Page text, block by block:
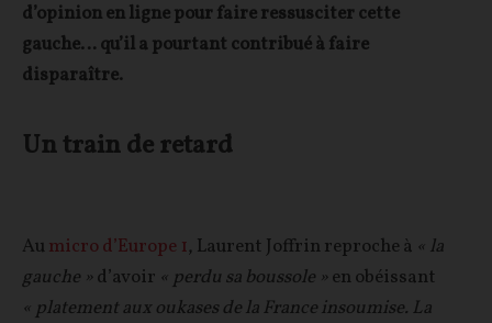
d’opinion en ligne pour faire ressusciter cette
gauche… qu’il a pourtant contribué à faire
disparaître.
Un train de retard
Au micro d’Europe 1, Laurent Joffrin reproche à « la
gauche »d’avoir « perdu sa boussole »en obéissant
« platement aux oukases de la France insoumise. La